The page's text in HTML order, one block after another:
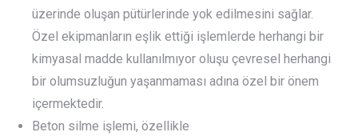
üzerinde oluşan pütürlerinde yok edilmesini sağlar.
Özel ekipmanların eşlik ettiği işlemlerde herhangi bir
kimyasal madde kullanılmıyor oluşu çevresel herhangi
bir olumsuzluğun yaşanmaması adına özel bir önem
içermektedir.
Beton silme işlemi, özellikle